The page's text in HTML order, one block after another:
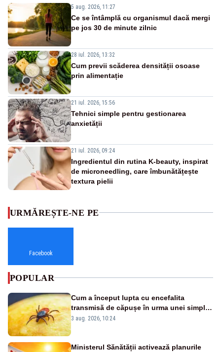
5 aug. 2026, 11:27
Ce se întâmplă cu organismul dacă mergi
pe jos 30 de minute zilnic
28 iul. 2026, 13:32
Cum previi scăderea densității osoase
prin alimentație
21 iul. 2026, 15:56
Tehnici simple pentru gestionarea
anxietății
21 iul. 2026, 09:24
Ingredientul din rutina K-beauty, inspirat
de microneedling, care îmbunătățește
textura pielii
URMĂREȘTE-NE PE
Facebook
POPULAR
Cum a început lupta cu encefalita
transmisă de căpușe în urma unei simple
vacanțe
3 aug. 2026, 10:24
Ministerul Sănătății activează planurile